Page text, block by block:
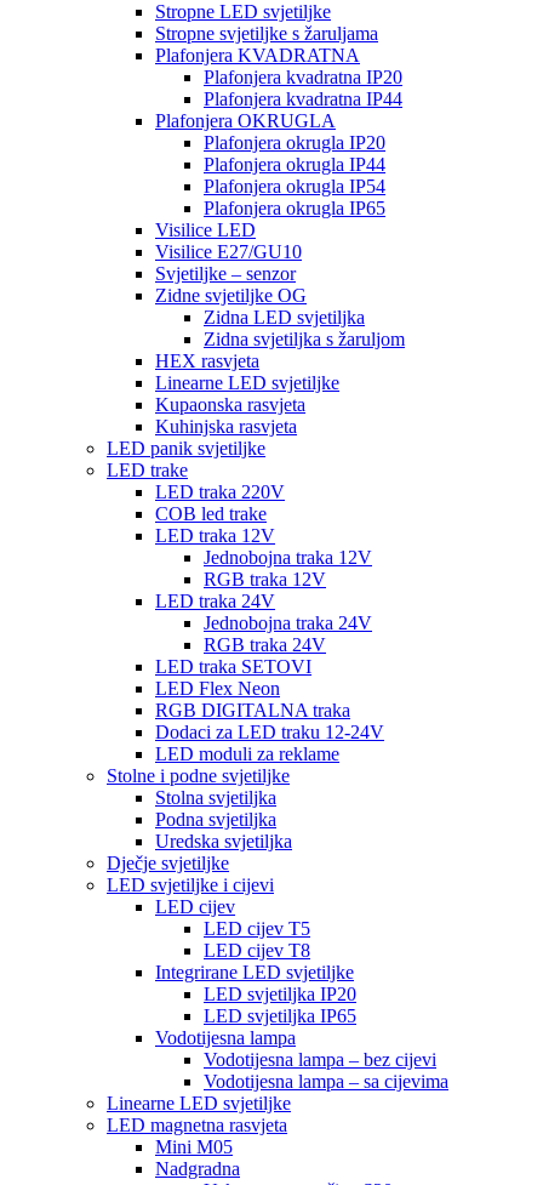
Stropne LED svjetiljke
Stropne svjetiljke s žaruljama
Plafonjera KVADRATNA
Plafonjera kvadratna IP20
Plafonjera kvadratna IP44
Plafonjera OKRUGLA
Plafonjera okrugla IP20
Plafonjera okrugla IP44
Plafonjera okrugla IP54
Plafonjera okrugla IP65
Visilice LED
Visilice E27/GU10
Svjetiljke – senzor
Zidne svjetiljke OG
Zidna LED svjetiljka
Zidna svjetiljka s žaruljom
HEX rasvjeta
Linearne LED svjetiljke
Kupaonska rasvjeta
Kuhinjska rasvjeta
LED panik svjetiljke
LED trake
LED traka 220V
COB led trake
LED traka 12V
Jednobojna traka 12V
RGB traka 12V
LED traka 24V
Jednobojna traka 24V
RGB traka 24V
LED traka SETOVI
LED Flex Neon
RGB DIGITALNA traka
Dodaci za LED traku 12-24V
LED moduli za reklame
Stolne i podne svjetiljke
Stolna svjetiljka
Podna svjetiljka
Uredska svjetiljka
Dječje svjetiljke
LED svjetiljke i cijevi
LED cijev
LED cijev T5
LED cijev T8
Integrirane LED svjetiljke
LED svjetiljka IP20
LED svjetiljka IP65
Vodotijesna lampa
Vodotijesna lampa – bez cijevi
Vodotijesna lampa – sa cijevima
Linearne LED svjetiljke
LED magnetna rasvjeta
Mini M05
Nadgradna